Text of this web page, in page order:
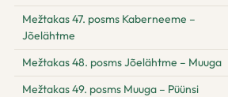
Mežtakas 47. posms Kaberneeme –
Jõelähtme
Mežtakas 48. posms Jõelähtme – Muuga
Mežtakas 49. posms Muuga – Püünsi